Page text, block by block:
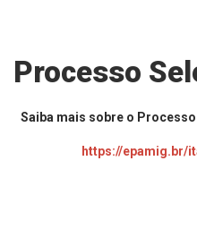
Processo
Saiba mais sobre o Processo
https://epamig.br/